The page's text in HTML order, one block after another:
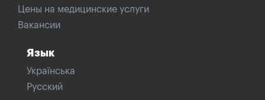
Цены на медицинские услуги
Вакансии
Язык
Українська
Русский